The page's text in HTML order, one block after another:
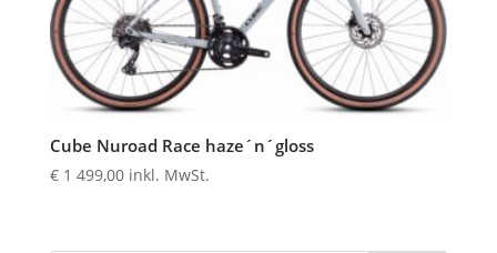
Cube Nuroad Race haze´n´gloss
€1 499,00 inkl. MwSt.